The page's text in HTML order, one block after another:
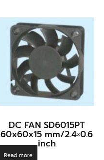
DC FAN SD6015PT
60x60x15 mm/2.4×0.6
inch
Read more